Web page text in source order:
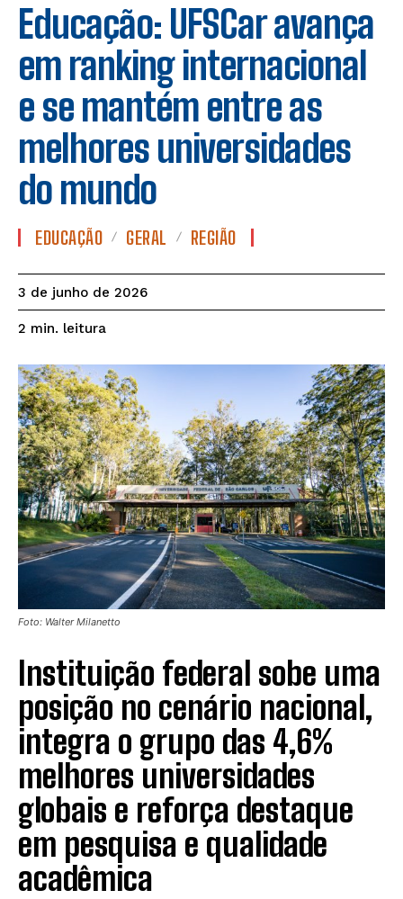
Educação: UFSCar avança
em ranking internacional
e se mantém entre as
melhores universidades
do mundo
EDUCAÇÃO GERAL REGIÃO
3 de junho de 2026
2 min. leitura
Foto: Walter Milanetto
Instituição federal sobe uma
posição no cenário nacional,
integra o grupo das 4,6%
melhores universidades
globais e reforça destaque
em pesquisa e qualidade
acadêmica